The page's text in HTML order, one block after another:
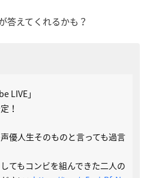
答えてくれるかも？
LIVE」
！
優人生そのものと言っても過言
てもコンビを組んできた二人の